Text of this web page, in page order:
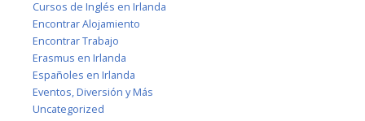
Cursos de Inglés en Irlanda
Encontrar Alojamiento
Encontrar Trabajo
Erasmus en Irlanda
Españoles en Irlanda
Eventos, Diversión y Más
Uncategorized